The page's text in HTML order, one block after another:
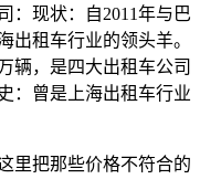
：现状：自2011年与巴
出租车行业的领头羊。
辆，是四大出租车公司
：曾是上海出租车行业
里把那些价格不符合的